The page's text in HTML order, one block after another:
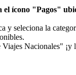
el ícono "Pagos"
y seleciona la
Nacionales" ¡y